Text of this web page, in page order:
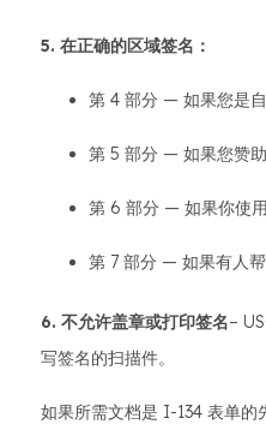
5. 在正确的区域签名：
第 4 部分 — 如果您是自
第 5 部分 — 如果您赞助
第 6 部分 — 如果你使用
第 7 部分 — 如果有人帮
6. 不允许盖章或打印签名–
写签名的扫描件。
如果所需文档是 I-134 表单的